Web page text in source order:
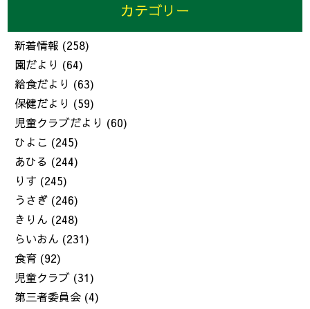
カテゴリー
新着情報 (258)
園だより (64)
給食だより (63)
保健だより (59)
児童クラブだより (60)
ひよこ (245)
あひる (244)
りす (245)
うさぎ (246)
きりん (248)
らいおん (231)
食育 (92)
児童クラブ (31)
第三者委員会 (4)